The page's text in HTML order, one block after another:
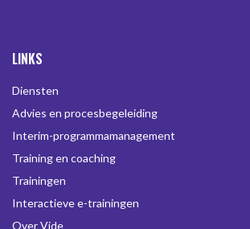
LINKS
Diensten
Advies en procesbegeleiding
Interim-programmamanagement
Training en coaching
Trainingen
Interactieve e-trainingen
Over Vide